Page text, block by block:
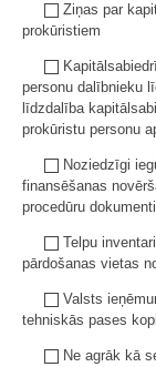
Ziņas par
prokūristiem
personu dalībnieku
līdzdalība
prokūristu personu
Noziedzīgi
finansēšanas
procedūru dokumenti
Telpu
pārdošanas vietas
Valsts
tehniskās pases
Ne agrāk kā